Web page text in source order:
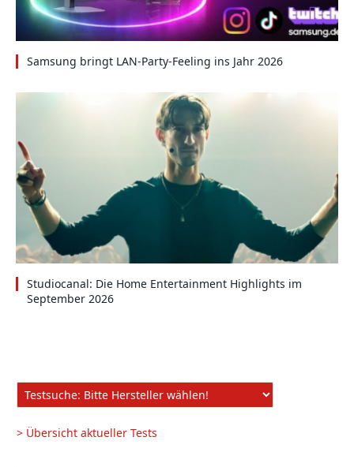
Samsung bringt LAN-Party-Feeling ins Jahr 2026
Studiocanal: Die Home Entertainment Highlights im
September 2026
> Übersicht aktueller Tests